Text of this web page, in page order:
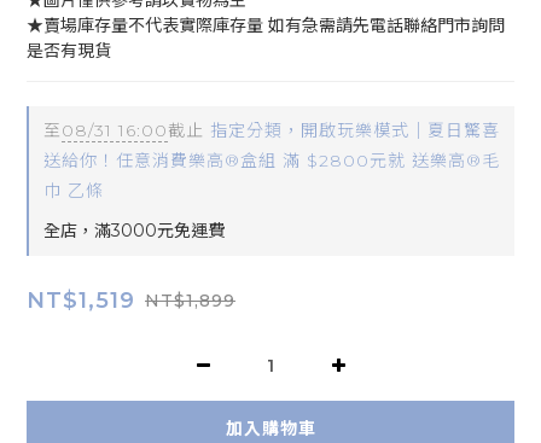
★賣場庫存量不代表實際庫存量 如有急需請先電話聯絡門市詢問
是否有現貨
至08/31 16:00截止 指定分類，開啟玩樂模式｜夏日驚喜
送給你！任意消費樂高®盒組 滿 $2800元就 送樂高®毛
巾 乙條
全店，滿3000元免運費
NT$1,519 NT$1,899
加入購物車